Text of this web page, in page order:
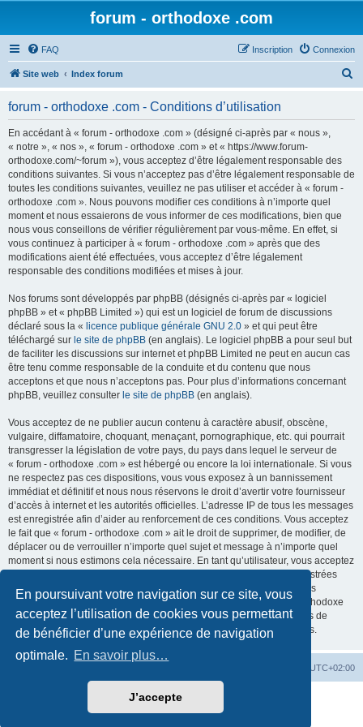
En poursuivant votre navigation sur ce site, vous
acceptez l’utilisation de cookies vous permettant
de bénéficier d’une expérience de navigation
optimale. En savoir plus…
J’accepte
forum - orthodoxe .com
FAQ Connexion
Inscription
Site web Index forum
forum - orthodoxe .com - Conditions d’utilisation
En accédant à « forum - orthodoxe .com » (désigné ci-après par « nous »,
« notre », « nos », « forum - orthodoxe .com » et « https://www.forum-
orthodoxe.com/~forum »), vous acceptez d’être légalement responsable des
conditions suivantes. Si vous n’acceptez pas d’être légalement responsable de
toutes les conditions suivantes, veuillez ne pas utiliser et accéder à « forum -
orthodoxe .com ». Nous pouvons modifier ces conditions à n’importe quel
moment et nous essaierons de vous informer de ces modifications, bien que
nous vous conseillons de vérifier régulièrement par vous-même. En effet, si
vous continuez à participer à « forum - orthodoxe .com » après que des
modifications aient été effectuées, vous acceptez d’être légalement
responsable des conditions modifiées et mises à jour.
Nos forums sont développés par phpBB (désignés ci-après par « logiciel
phpBB » et « phpBB Limited ») qui est un logiciel de forum de discussions
déclaré sous la « licence publique générale GNU 2.0 » et qui peut être
téléchargé sur le site de phpBB (en anglais). Le logiciel phpBB a pour seul but
de faciliter les discussions sur internet et phpBB Limited ne peut en aucun cas
être tenu comme responsable de la conduite et du contenu que nous
acceptons et que nous n’acceptons pas. Pour plus d’informations concernant
phpBB, veuillez consulter le site de phpBB (en anglais).
Vous acceptez de ne publier aucun contenu à caractère abusif, obscène,
vulgaire, diffamatoire, choquant, menaçant, pornographique, etc. qui pourrait
transgresser la législation de votre pays, du pays dans lequel le serveur de
« forum - orthodoxe .com » est hébergé ou encore la loi internationale. Si vous
ne respectez pas ces dispositions, vous vous exposez à un bannissement
immédiat et définitif et nous nous réservons le droit d’avertir votre fournisseur
d’accès à internet et les autorités officielles. L’adresse IP de tous les messages
est enregistrée afin d’aider au renforcement de ces conditions. Vous acceptez
le fait que « forum - orthodoxe .com » ait le droit de supprimer, de modifier, de
déplacer ou de verrouiller n’importe quel sujet et message à n’importe quel
moment si nous estimons cela nécessaire. En tant qu’utilisateur, vous acceptez
que toutes les informations que vous avez renseignées soient enregistrées
dans notre base de données. Bien que ces informations ne seront pas
diffusées à une tierce partie sans votre consentement, ni « forum - orthodoxe
.com », ni phpBB, ne pourront être tenus comme responsables en cas de
tentative de piratage informatique visant à compromettre vos données.
UTC+02:00
phpBB® Forum Software © phpBB Limited
©